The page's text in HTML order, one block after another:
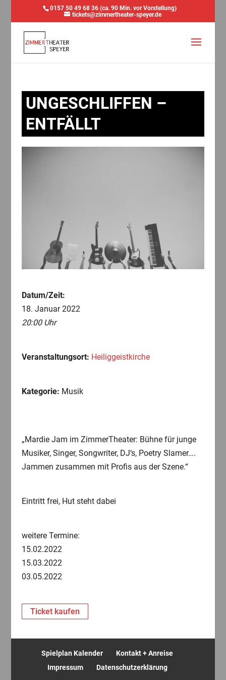
0157 50 49 68 36 (ca. 90 Min. vor Vorstellung)
tickets@zimmertheater-speyer.de
UNGESCHLIFFEN –
ENTFÄLLT
Datum/Zeit:
18. Januar 2022
20:00 Uhr
Veranstaltungsort: Heiliggeistkirche
Kategorie: Musik
„Mardie Jam im ZimmerTheater: Bühne für junge
Musiker, Singer, Songwriter, DJ‘s, Poetry Slamer….
Jammen zusammen mit Profis aus der Szene.“
Eintritt frei, Hut steht dabei
weitere Termine:
15.02.2022
15.03.2022
03.05.2022
Ticket kaufen
Spielplan Kalender
Kontakt + Anreise
Impressum
Datenschutzerklärung